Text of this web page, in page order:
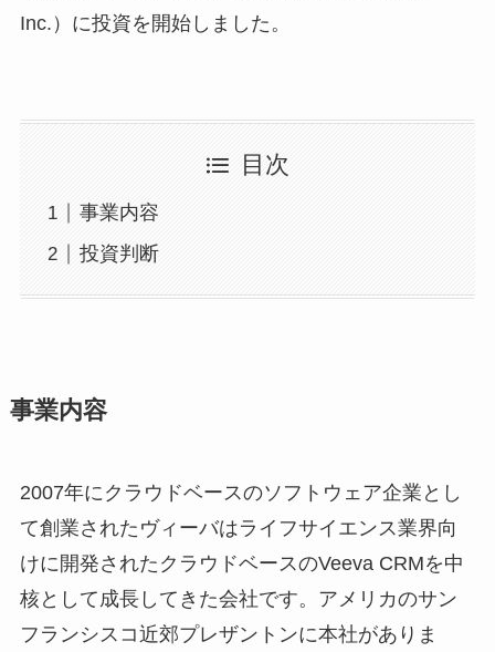
Inc.）に投資を開始しました。
目次
事業内容
投資判断
事業内容
2007年にクラウドベースのソフトウェア企業とし
て創業されたヴィーバはライフサイエンス業界向
けに開発されたクラウドベースのVeeva CRMを中
核として成長してきた会社です。アメリカのサン
フランシスコ近郊プレザントンに本社がありま